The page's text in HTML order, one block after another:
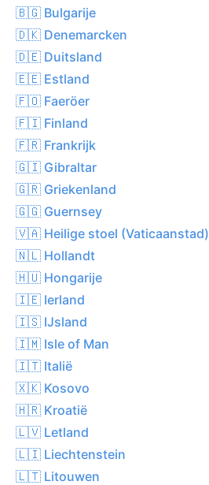
🇧🇬 Bulgarije
🇩🇰 Denemarcken
🇩🇪 Duitsland
🇪🇪 Estland
🇫🇴 Faeröer
🇫🇮 Finland
🇫🇷 Frankrijk
🇬🇮 Gibraltar
🇬🇷 Griekenland
🇬🇬 Guernsey
🇻🇦 Heilige stoel (Vaticaanstad)
🇳🇱 Hollandt
🇭🇺 Hongarije
🇮🇪 Ierland
🇮🇸 IJsland
🇮🇲 Isle of Man
🇮🇹 Italië
🇽🇰 Kosovo
🇭🇷 Kroatië
🇱🇻 Letland
🇱🇮 Liechtenstein
🇱🇹 Litouwen